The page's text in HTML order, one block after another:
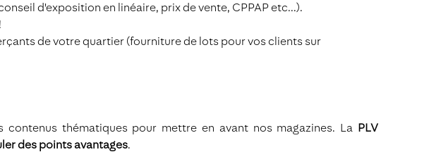
d'exposition en linéaire, prix de vente, CPPAP etc...).
de votre quartier (fourniture de lots pour vos clients sur
thématiques pour mettre en avant nos magazines. La PLV
des points avantages.